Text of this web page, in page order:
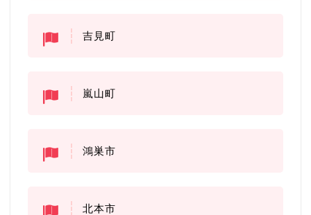
吉見町
嵐山町
鴻巣市
北本市